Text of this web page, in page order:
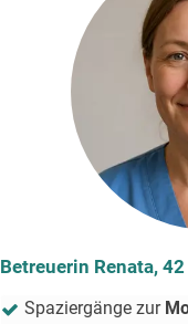
Betreuerin Renata,
Spaziergänge zur